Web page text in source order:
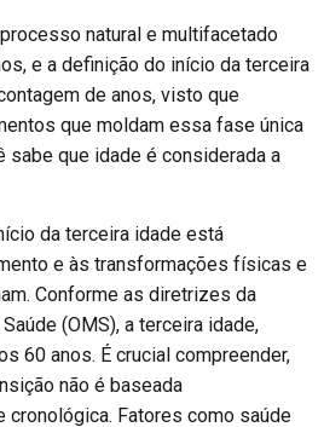
natural e multifacetado
e a definição do início da terceira
de anos, visto que
que moldam essa fase única
sabe que idade é considerada a
da terceira idade está
e às transformações físicas e
Conforme as diretrizes da
(OMS), a terceira idade,
60 anos. É crucial compreender,
não é baseada
cronológica. Fatores como saúde